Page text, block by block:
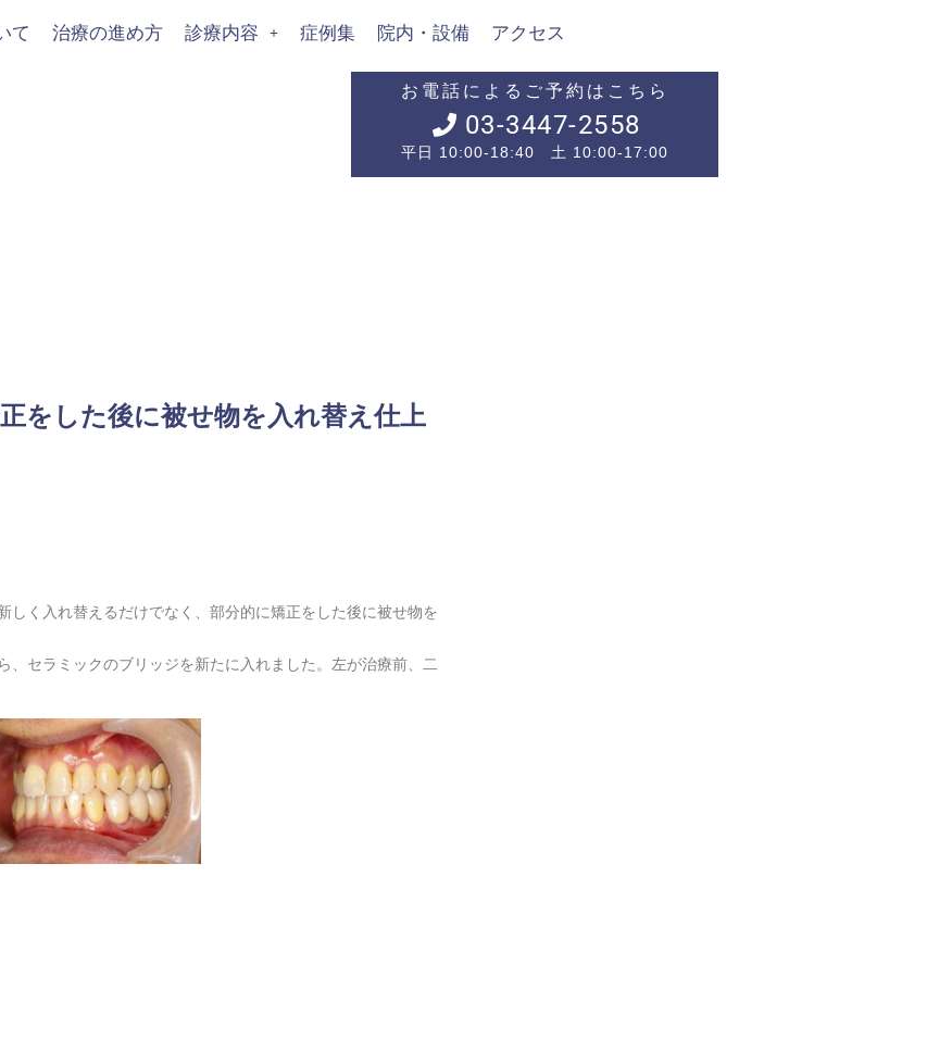
て 治療の進め方 診療内容 症例集 院内・設備 アクセス
お電話によるご予約はこちら
03-3447-2558
平日 10:00-18:40 土 10:00-17:00
をした後に被せ物を入れ替え仕上
く入れ替えるだけでなく、部分的に矯正をした後に被せ物を
セラミックのブリッジを新たに入れました。左が治療前、二